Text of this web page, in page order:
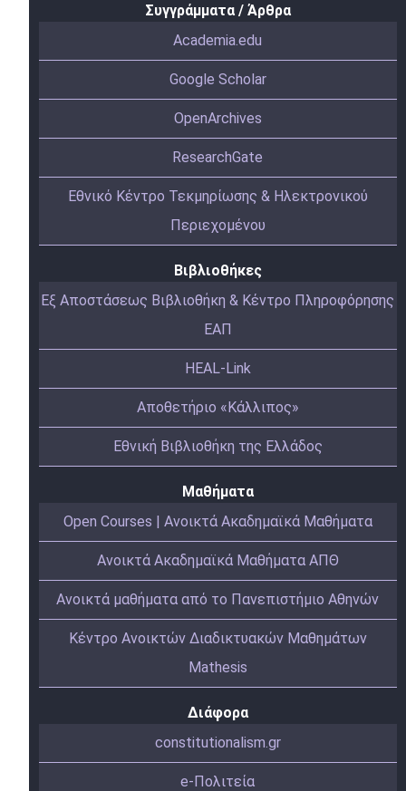
Συγγράμματα / Άρθρα
Academia.edu
Google Scholar
OpenArchives
ResearchGate
Εθνικό Κέντρο Τεκμηρίωσης & Ηλεκτρονικού
Περιεχομένου
Βιβλιοθήκες
Εξ Αποστάσεως Βιβλιοθήκη & Κέντρο Πληροφόρησης
ΕΑΠ
HEAL-Link
Αποθετήριο «Κάλλιπος»
Εθνική Βιβλιοθήκη της Ελλάδος
Μαθήματα
Open Courses | Ανοικτά Ακαδημαϊκά Μαθήματα
Ανοικτά Ακαδημαϊκά Μαθήματα ΑΠΘ
Ανοικτά μαθήματα από το Πανεπιστήμιο Αθηνών
Κέντρο Ανοικτών Διαδικτυακών Μαθημάτων
Mathesis
Διάφορα
constitutionalism.gr
e-Πολιτεία